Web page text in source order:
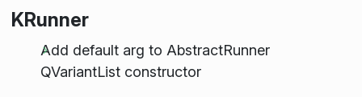
KRunner
Add default arg to AbstractRunner
QVariantList constructor